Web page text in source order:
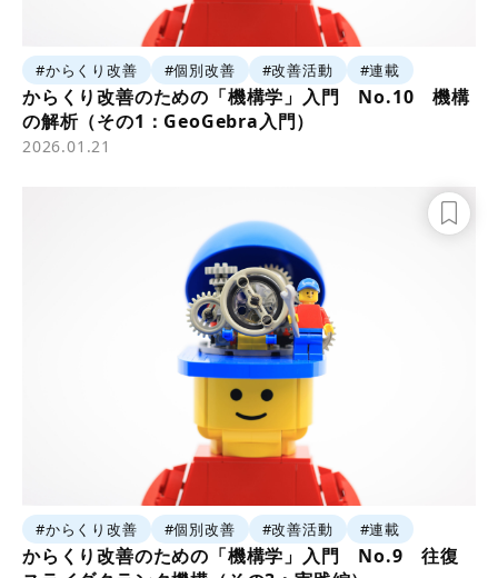
#からくり改善 #個別改善 #改善活動 #連載
からくり改善のための「機構学」入門 No.10 機構
の解析（その1：GeoGebra入門）
2026.01.21
#からくり改善 #個別改善 #改善活動 #連載
からくり改善のための「機構学」入門 No.9 往復